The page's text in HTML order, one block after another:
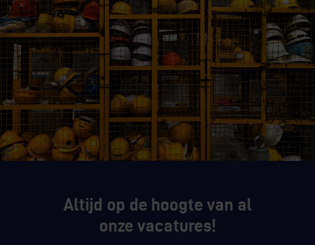
Altijd op de hoogte van al
onze vacatures!